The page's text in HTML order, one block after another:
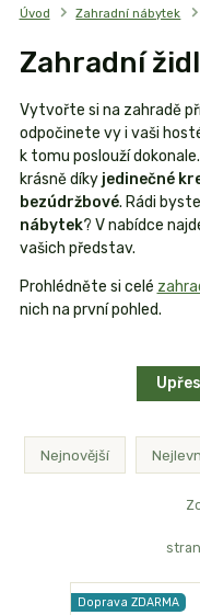
Úvod Zahradní nábytek
Zahradní
Vytvořte si na zahradě
odpočinete vy i vaši
k tomu poslouží dokonale.
krásně díky jedinečné
bezúdržbové. Rádi byste
nábytek? V nabídce
vašich představ.
Prohlédněte si celé
nich na první pohled.
Nejnovější
Doprava ZDARMA